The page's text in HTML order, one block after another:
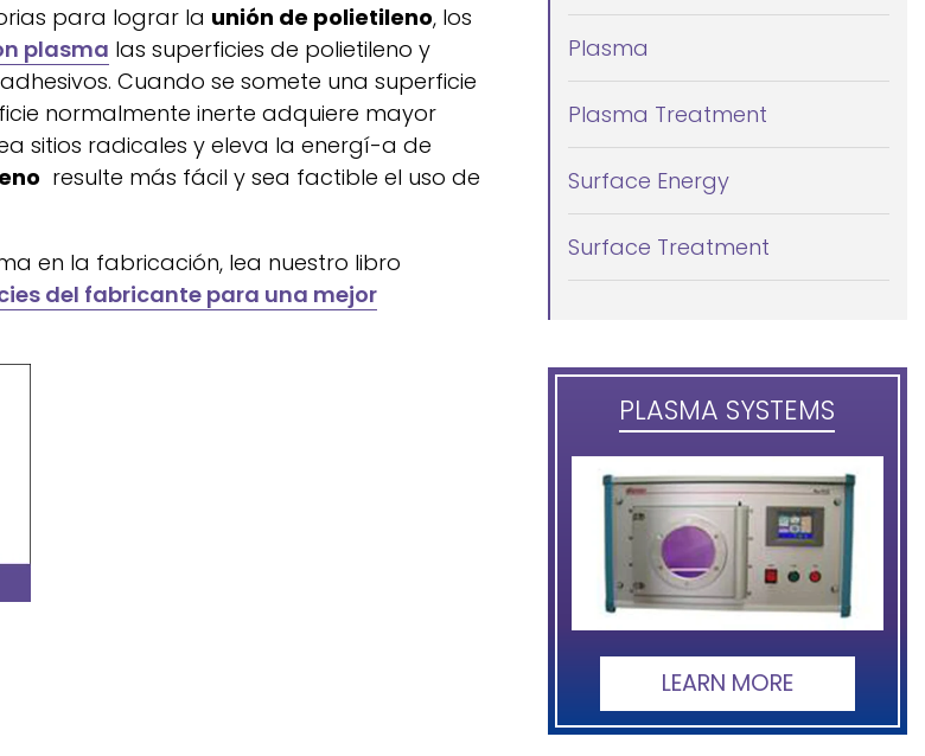
para lograr la unión de polietileno, los
plasma las superficies de polietileno y
Cuando se somete una superficie
normalmente inerte adquiere mayor
sitios radicales y eleva la energí-a de
resulte más fácil y sea factible el uso de
en la fabricación, lea nuestro libro
del fabricante para una mejor
Plasma
Plasma Treatment
Surface Energy
Surface Treatment
PLASMA SYSTEMS
LEARN MORE